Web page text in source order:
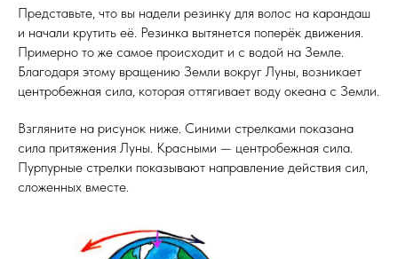
Представьте, что вы надели резинку для волос на карандаш
и начали крутить её. Резинка вытянется поперёк движения.
Примерно то же самое происходит и с водой на Земле.
Благодаря этому вращению Земли вокруг Луны, возникает
центробежная сила, которая оттягивает воду океана с Земли.
Взгляните на рисунок ниже. Синими стрелками показана
сила притяжения Луны. Красными — центробежная сила.
Пурпурные стрелки показывают направление действия сил,
сложенных вместе.